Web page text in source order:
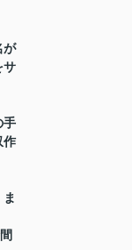
が
サ
手
作